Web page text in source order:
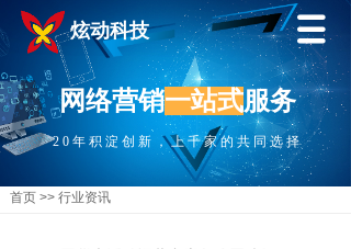
炫动科技
网络营销一站式服务
20年积淀创新，上千家的共同选择
首页 >> 行业资讯